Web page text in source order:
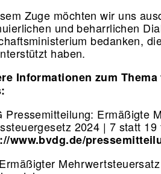
Zuge möchten wir uns
und beharrlichen
bedanken,
haben.
Informationen zum
Pressemitteilung: Ermäßigte
2024 | 7 statt
www.bvdg.de/